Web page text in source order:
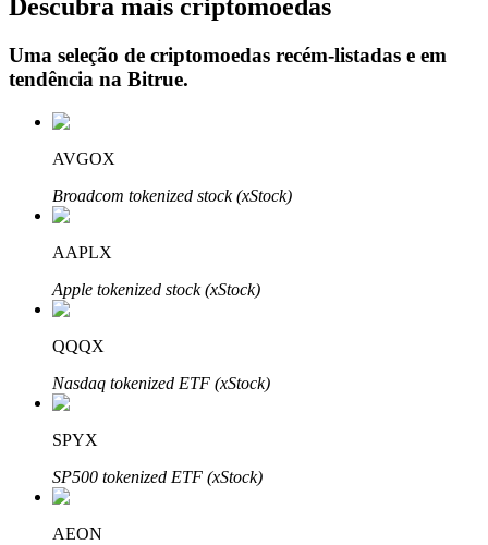
Aprenda a apostar
Aprenda como ganhar renda passiva
Bitrue
Descubra mais criptomoedas
Uma seleção de criptomoedas recém-listadas e em
tendência na Bitrue.
AVGOX
Broadcom tokenized stock (xStock)
AAPLX
Apple tokenized stock (xStock)
QQQX
Nasdaq tokenized ETF (xStock)
SPYX
SP500 tokenized ETF (xStock)
AEON